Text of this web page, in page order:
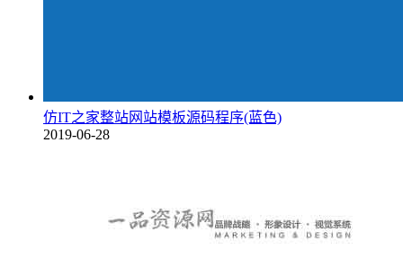
仿IT之家整站网站模板源码程序(蓝色)
2019-06-28